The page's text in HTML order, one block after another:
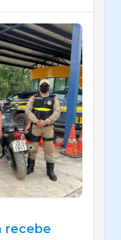
recebe